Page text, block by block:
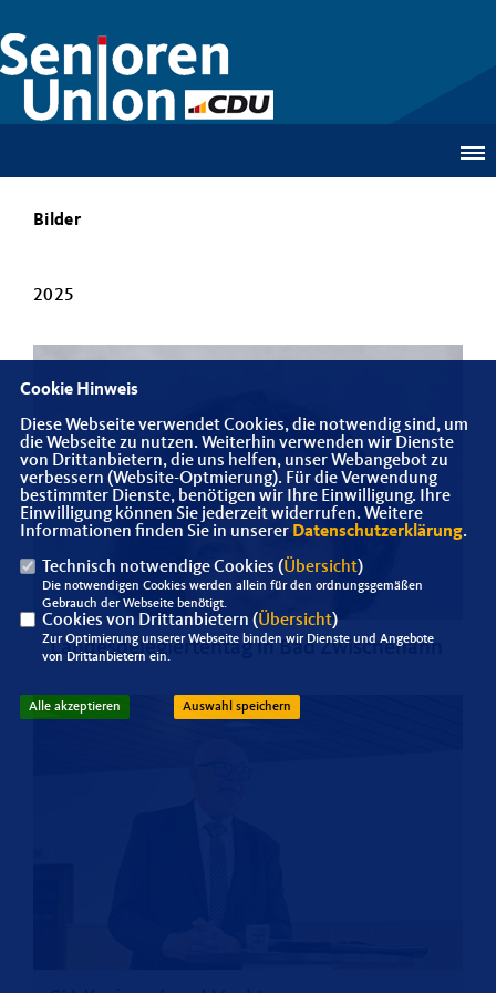
Bilder
2025
Landesdelegiertentag in Bad Zwischenahn
Cookie Hinweis
Diese Webseite verwendet Cookies, die notwendig sind, um
die Webseite zu nutzen. Weiterhin verwenden wir Dienste
von Drittanbietern, die uns helfen, unser Webangebot zu
verbessern (Website-Optmierung). Für die Verwendung
bestimmter Dienste, benötigen wir Ihre Einwilligung. Ihre
Einwilligung können Sie jederzeit widerrufen. Weitere
Informationen finden Sie in unserer Datenschutzerklärung.
Technisch notwendige Cookies (Übersicht)
Die notwendigen Cookies werden allein für den ordnungsgemäßen
Gebrauch der Webseite benötigt.
Cookies von Drittanbietern (Übersicht)
Zur Optimierung unserer Webseite binden wir Dienste und Angebote
von Drittanbietern ein.
Alle akzeptieren Auswahl speichern